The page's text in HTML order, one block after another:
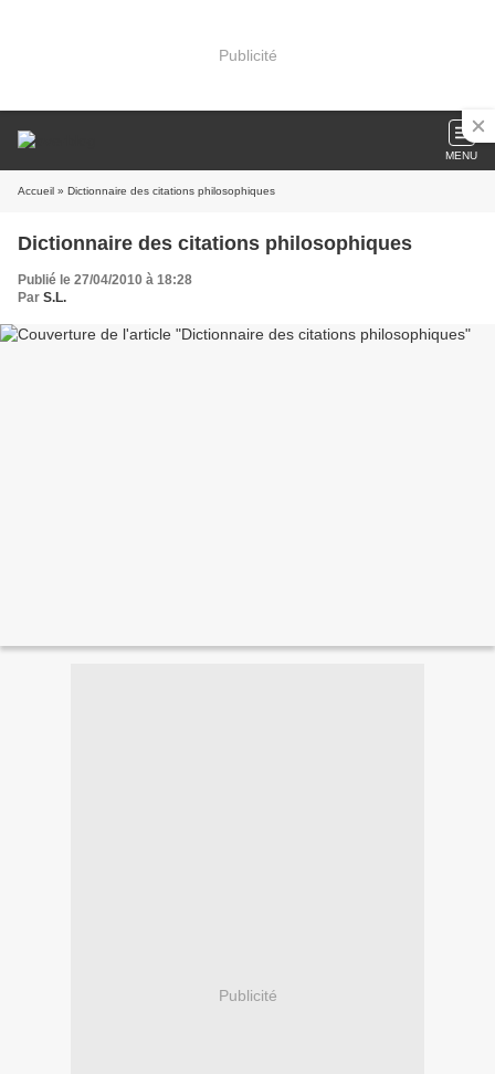
Publicité
MENU
Accueil » Dictionnaire des citations philosophiques
Dictionnaire des citations philosophiques
Publié le 27/04/2010 à 18:28
Par S.L.
Publicité